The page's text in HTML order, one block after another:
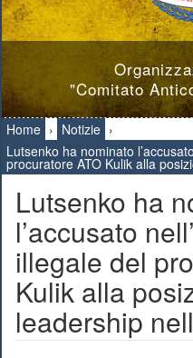
"Comitato
Home › Notizie ›
Lutsenko ha nominato
procuratore ATO Kulik alla
Lutsenko ha
l’accusato
illegale del
Kulik alla
leadership